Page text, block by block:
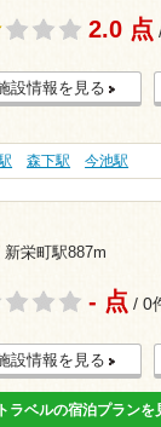
2.0 点
設情報を見る
森下駅 今池駅
新栄町駅887m
- 点 / 0
設情報を見る
ラベルの宿泊プランを